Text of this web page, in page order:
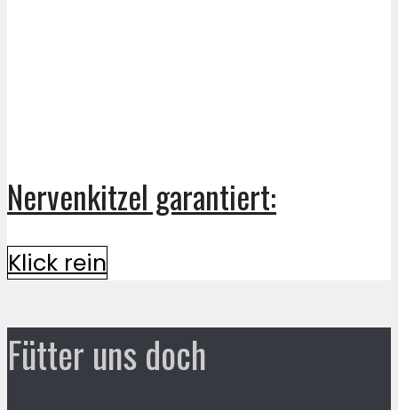
Nervenkitzel garantiert:
Klick rein
Fütter uns doch